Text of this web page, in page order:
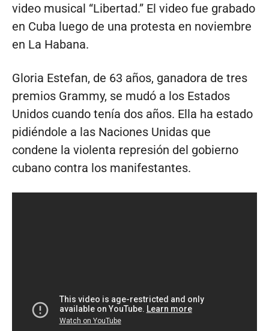
video musical “Libertad.” El video fue grabado
en Cuba luego de una protesta en noviembre
en La Habana.
Gloria Estefan, de 63 años, ganadora de tres
premios Grammy, se mudó a los Estados
Unidos cuando tenía dos años. Ella ha estado
pidiéndole a las Naciones Unidas que
condene la violenta represión del gobierno
cubano contra los manifestantes.